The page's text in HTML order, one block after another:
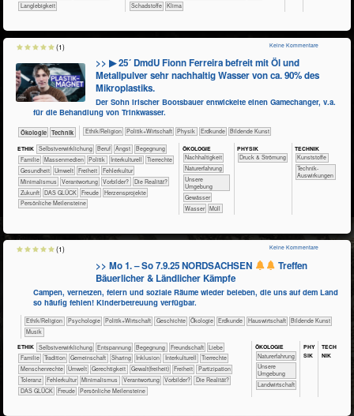
Langlebigkeit
​Schadstoffe
Klima
>> ▶ 25´ DmdU Fionn Ferreira befreit mit Öl und
Metallpulver sehr nachhaltig Wasser von ca. 90% des
Mikroplastiks.
Der Sohn irischer Bootsbauer entwickelte einen Gamechanger, v.a.
für die Behandlung von Trinkwasser.
​​​​​​​Ökologie ​Technik ​​​​​​​​​​Ethik/​Religion ​​​​​​​​​Politik+​Wirtschaft ​​​​​​​Physik ​​​​​Erdkunde Bildende Kunst
ETHIK ​​​​​​​​​​​​​​​​​​​​​​​​​​​​​​​​​​​​​​​​Selbst­verwirklichung ​​​​​​​​​​​​​​​Beruf ​​​​​​​​​​​​​Angst
​​​​​​​​​​​​Begegnung
​​​​​​​​​​​Familie
​​​​​​​​​Massenmedien ​​​​​​​​​Politik ​​​​​​​​Interkulturell
​​​​​​​​Tierrechte
​​​​​​Gesundheit
​​​​​Umwelt ​​​Freiheit
​​Fehlerkultur
​​Minimalismus
​​Verantwortung ​​Vorbilder?
​Die Realität?
​Zukunft
DAS GLÜCK Freude
Herzensprojekte
Persönliche Meilensteine
ÖKO​LOGIE
​​​​​​​​​​​​​​​Nachhaltigkeit
​​​​​​​​​​​​​Naturerfahrung
​​​​​​​​​​​​​Unsere
Umgebung
​​​​​​​​​​Gewässer
​​​​​​Wasser
​Müll
PHY​SIK
Druck & Strömung
TECH​NIK
​​​​​​​​Kunststoffe
​​​​​​Technik-
Auswirkungen
Keine Kommentare
(1)
>> Mo 1. – So 7.9.25 NORDSACHSEN
Treffen
Bäuerlicher & Ländlicher Kämpfe
Campen, vernetzen, feiern und soziale Räume wieder beleben, die uns auf dem Land
so häufig fehlen! Kinderbetreuung verfügbar.
​​​​​​​​​​Ethik/​Religion ​​​​​​​​​​Psychologie ​​​​​​​​​Politik+​Wirtschaft ​​​​​​​​Geschichte ​​​​​​​​Ökologie ​​​​​Erdkunde ​Haus­wirtschaft
Bildende Kunst
Musik
ETHIK ​​​​​​​​​​​​​​​​​​​​​​​​​​​​​​​​​​​​​​​​Selbst­verwirklichung ​​​​​​​​​​​​​Entspannung ​​​​​​​​​​​​Begegnung ​​​​​​​​​​​​Freundschaft
​​​​​​​​​​​​Liebe
​​​​​​​​​​​Familie
​​​​​​​​​​​Tradition ​​​​​​​​​​Gemeinschaft ​​​​​​​​​​Sharing ​​​​​​​​Inklusion ​​​​​​​​Interkulturell
​​​​​​​​Tierrechte
​​​​​​​Menschenrechte
​​​​​Umwelt ​​​​Gerechtigkeit ​​​​Gewalt(freiheit) ​​​Freiheit
​​​Partizipation
​​​Toleranz
​​Fehlerkultur ​​Minimalismus ​​Verantwortung ​​Vorbilder?
​Die Realität?
DAS GLÜCK
Freude Persönliche Meilensteine
ÖKO​LOGIE
​​​​​​​​​​​​​Naturerfahrung
​​​​​​​​​​​​​Unsere
Umgebung
​​​​​Landwirtschaft
PHY​
SIK
TECH​
NIK
Keine Kommentare
(1)